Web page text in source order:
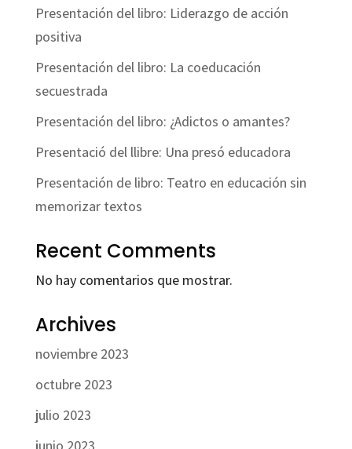
Presentación del libro: Liderazgo de acción
positiva
Presentación del libro: La coeducación
secuestrada
Presentación del libro: ¿Adictos o amantes?
Presentació del llibre: Una presó educadora
Presentación de libro: Teatro en educación sin
memorizar textos
Recent Comments
No hay comentarios que mostrar.
Archives
noviembre 2023
octubre 2023
julio 2023
junio 2023